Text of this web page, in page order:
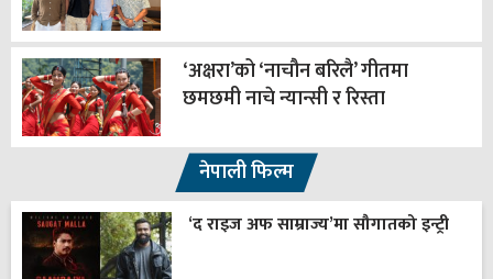
‘अक्षरा’को ‘नाचौन बरिलै’ गीतमा
छमछमी नाचे न्यान्सी र रिस्ता
नेपाली फिल्म
‘द राइज अफ साम्राज्य’मा सौगातको इन्ट्री